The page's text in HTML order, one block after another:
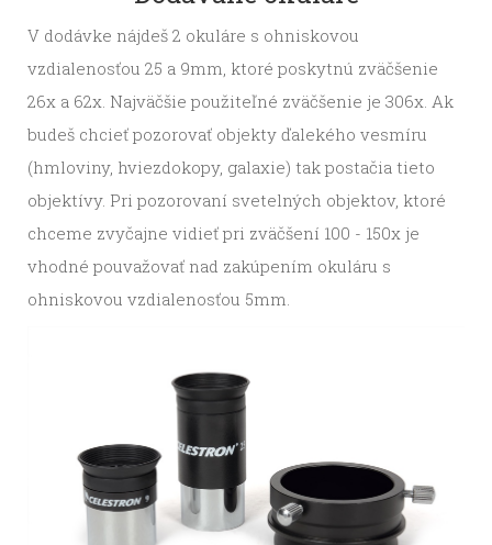
V dodávke nájdeš 2 okuláre s ohniskovou
vzdialenosťou 25 a 9mm, ktoré poskytnú zväčšenie
26x a 62x. Najväčšie použiteľné zväčšenie je 306x. Ak
budeš chcieť pozorovať objekty ďalekého vesmíru
(hmloviny, hviezdokopy, galaxie) tak postačia tieto
objektívy. Pri pozorovaní svetelných objektov, ktoré
chceme zvyčajne vidieť pri zväčšení 100 - 150x je
vhodné pouvažovať nad zakúpením okuláru s
ohniskovou vzdialenosťou 5mm.